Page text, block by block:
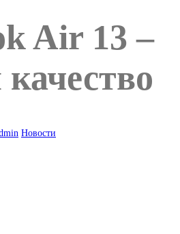
Air 13 –
Новости